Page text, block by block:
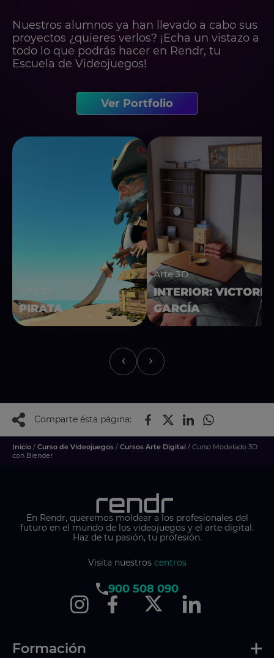
Nuestros alumnos ya han llevado a cabo sus
proyectos ¿quieres verlos? ¡Echa un vistazo a
todo lo que podrás hacer en Rendr, tu
Escuela de Videojuegos!
Ver Portfolio
Arte 3D
PIRATA
Arte 3D
INTERIOR: VICTORIA
GARCÍA
Comparte ésta página:
Inicio / Curso de Videojuegos / Cursos Arte Digital / Curso Modelado 3D
con Blender
En Rendr, queremos moldear a los profesionales del
futuro en el mundo de los videojuegos y el arte digital.
Haz de tu pasión, tu profesión.
Visita nuestros centros
900 508 090
Formación